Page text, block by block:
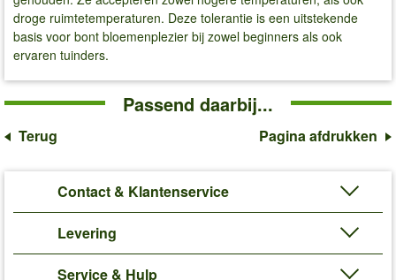
droge ruimtetemperaturen. Deze tolerantie is een uitstekende
basis voor bont bloemenplezier bij zowel beginners als ook
ervaren tuinders.
Passend daarbij...
Terug Pagina afdrukken
Contact & Klantenservice
Levering
Service & Hulp